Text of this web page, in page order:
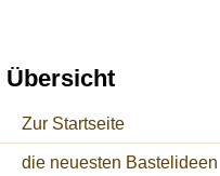
Übersicht
Zur Startseite
die neuesten Bastelideen